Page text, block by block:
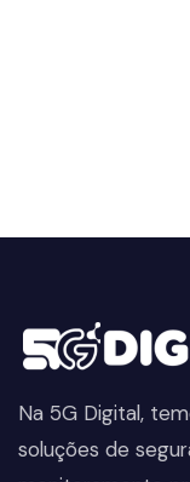
Na 5G Digital,
soluções de